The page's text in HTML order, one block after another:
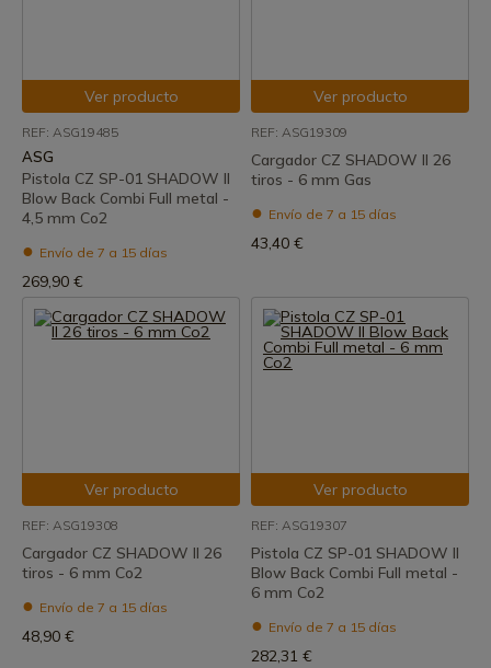
Ver producto
REF: ASG19485
ASG
Pistola CZ SP-01 SHADOW II
Blow Back Combi Full metal -
4,5 mm Co2
Envío de 7 a 15 días
269,90 €
Ver producto
REF: ASG19309
Cargador CZ SHADOW II 26
tiros - 6 mm Gas
Envío de 7 a 15 días
43,40 €
Ver producto
REF: ASG19308
Cargador CZ SHADOW II 26
tiros - 6 mm Co2
Envío de 7 a 15 días
48,90 €
Ver producto
REF: ASG19307
Pistola CZ SP-01 SHADOW II
Blow Back Combi Full metal -
6 mm Co2
Envío de 7 a 15 días
282,31 €